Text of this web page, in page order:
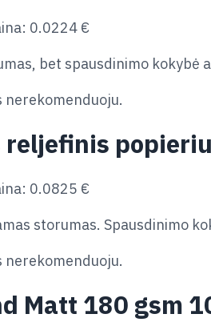
0.0224 €
bet spausdinimo kokybė
nerekomenduoju.
reljefinis
0.0825 €
storumas. Spausdinimo
nerekomenduoju.
Matt 180 gsm